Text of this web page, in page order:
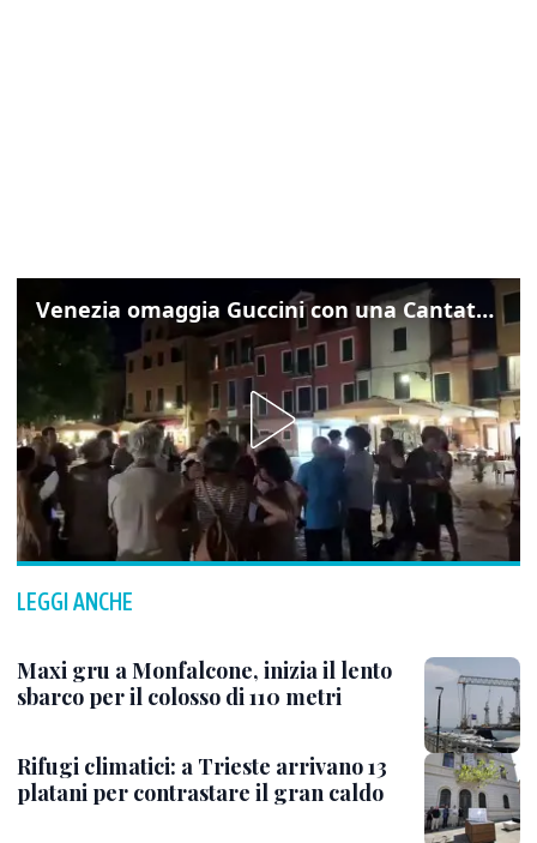
Venezia omaggia Guccini con una Cantata Anarchica in campo Santa Margherita
LEGGI ANCHE
Maxi gru a Monfalcone, inizia il lento
sbarco per il colosso di 110 metri
Rifugi climatici: a Trieste arrivano 13
platani per contrastare il gran caldo